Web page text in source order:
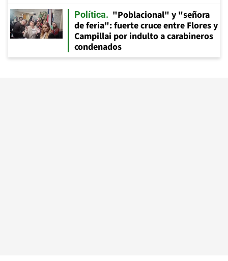
Política
"Poblacional" y "señora
de feria": fuerte cruce entre Flores y
Campillai por indulto a carabineros
condenados